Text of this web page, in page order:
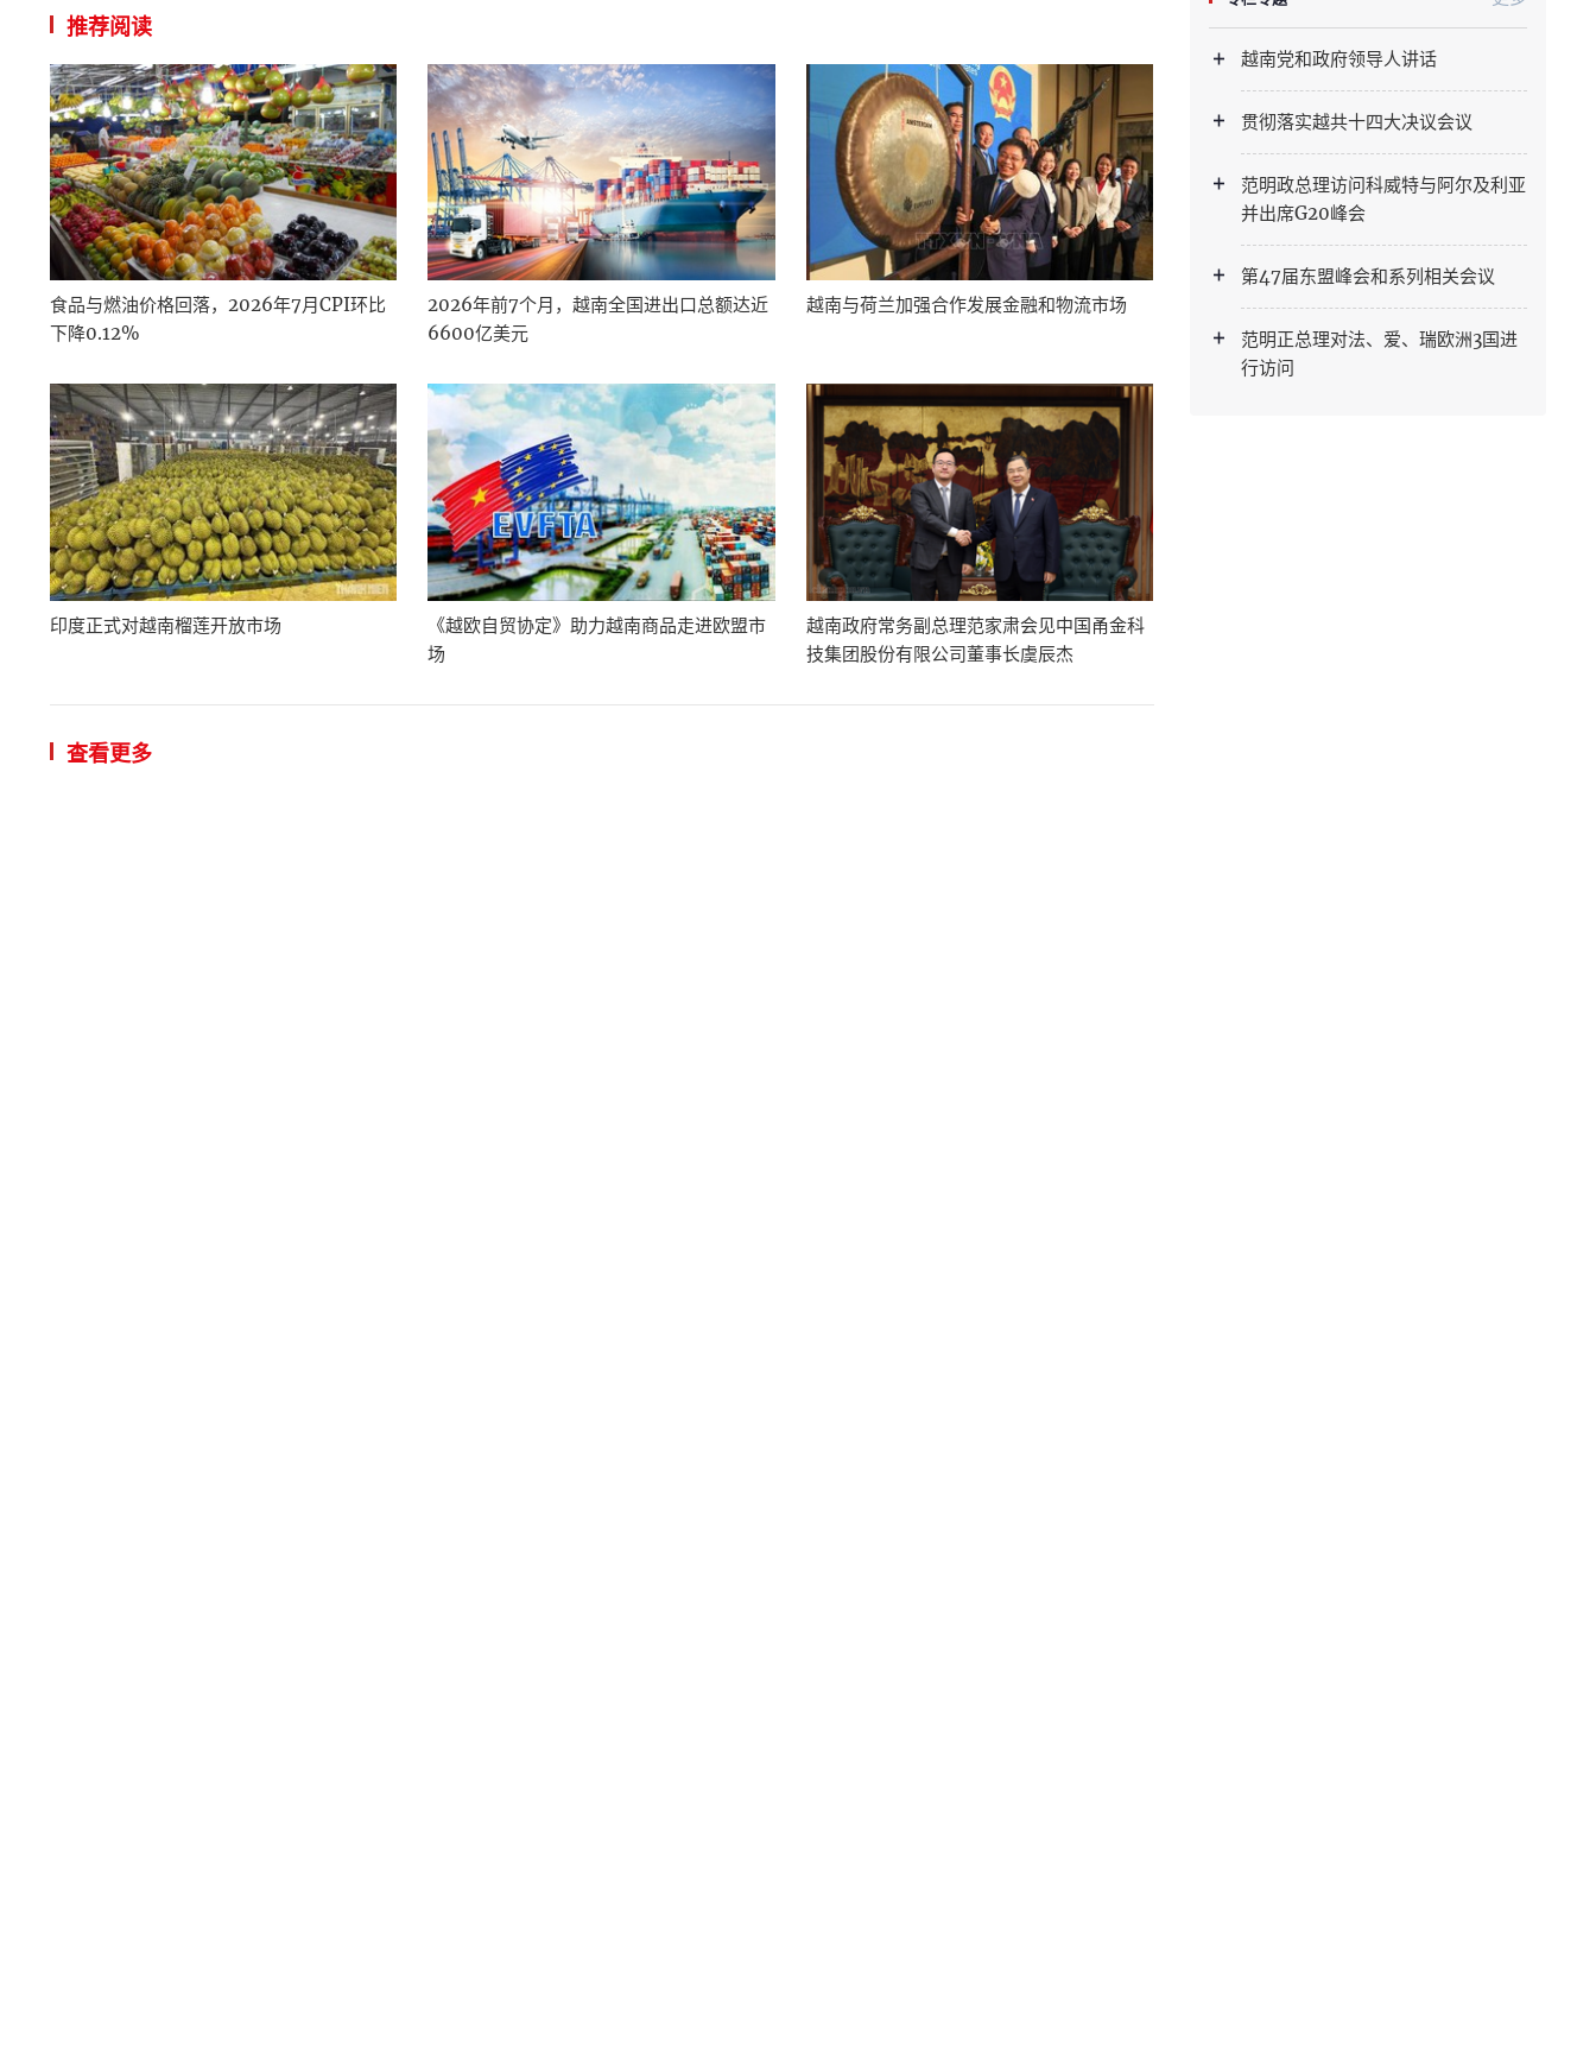
推荐阅读
食品与燃油价格回落，2026年7月CPI环比
下降0.12%
2026年前7个月，越南全国进出口总额达近
6600亿美元
越南与荷兰加强合作发展金融和物流市场
印度正式对越南榴莲开放市场
《越欧自贸协定》助力越南商品走进欧盟市
场
越南政府常务副总理范家肃会见中国甬金科
技集团股份有限公司董事长虞辰杰
查看更多
越南党和政府领导人讲话
贯彻落实越共十四大决议会议
范明政总理访问科威特与阿尔及利亚
并出席G20峰会
第47届东盟峰会和系列相关会议
范明正总理对法、爱、瑞欧洲3国进
行访问